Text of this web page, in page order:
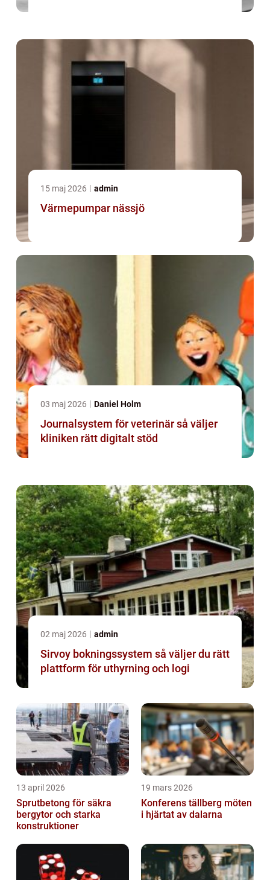
15 maj 2026 admin
Värmepumpar nässjö
03 maj 2026 Daniel Holm
Journalsystem för veterinär så väljer
kliniken rätt digitalt stöd
02 maj 2026 admin
Sirvoy bokningssystem så väljer du rätt
plattform för uthyrning och logi
13 april 2026
Sprutbetong för säkra
bergytor och starka
konstruktioner
19 mars 2026
Konferens tällberg möten
i hjärtat av dalarna